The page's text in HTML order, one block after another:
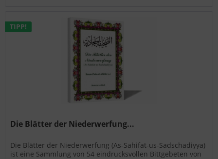
TIPP!
Die Blätter der Niederwerfung...
Die Blätter der Niederwerfung (As-Sahifat-us-Sadschadiyya)
ist eine Sammlung von 54 eindrucksvollen Bittgebeten von